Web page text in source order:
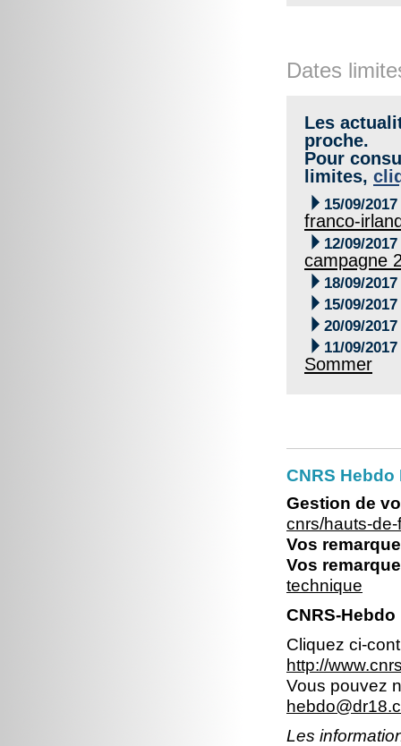
Dates
Les
proche.
Pour
limites,
 15/09/2017
franco-
 12/09/2017
campagne
 18/09/2017
 15/09/2017
 20/09/2017
 11/09/2017
Sommer
CNRS
Gestion de
cnrs/hauts-
Vos
Vos
technique
CNRS-
Cliquez ci-
http://
Vous pouvez
Les